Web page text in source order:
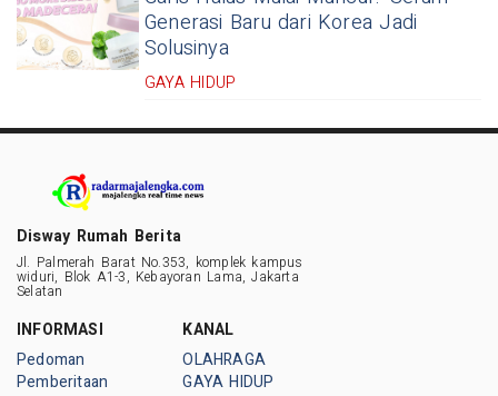
Generasi Baru dari Korea Jadi
Solusinya
GAYA HIDUP
Disway Rumah Berita
Jl. Palmerah Barat No.353, komplek kampus
widuri, Blok A1-3, Kebayoran Lama, Jakarta
Selatan
INFORMASI
Pedoman
Pemberitaan
KANAL
OLAHRAGA
GAYA HIDUP